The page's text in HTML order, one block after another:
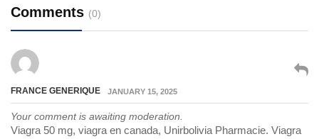
Comments (0)
FRANCE GENERIQUE JANUARY 15, 2025
Your comment is awaiting moderation.
Viagra 50 mg, viagra en canada, Unirbolivia Pharmacie. Viagra